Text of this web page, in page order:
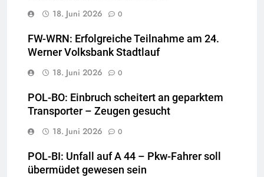
18. Juni 2026
0
FW-WRN: Erfolgreiche Teilnahme am 24.
Werner Volksbank Stadtlauf
18. Juni 2026
0
POL-BO: Einbruch scheitert an geparktem
Transporter – Zeugen gesucht
18. Juni 2026
0
POL-BI: Unfall auf A 44 – Pkw-Fahrer soll
übermüdet gewesen sein